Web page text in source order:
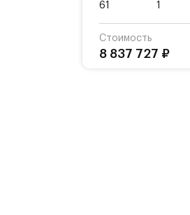
61
1
Стоимость
8 837 727 ₽